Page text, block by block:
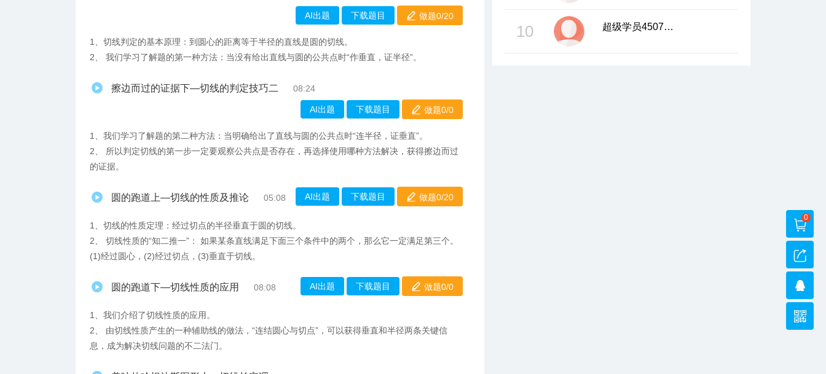
AI出题 下载题目 做题0/20
1、​切线判定的基本原理：到圆心的距离等于半径的直线是圆的切线。
2、 我们学习了解题的第一种方法：当没有给出直线与圆的公共点时“作垂直，证半径”。
擦边而过的证据下—切线的判定技巧二 08:24
AI出题 下载题目 做题0/0
1、我们学习了解题的第二种方法：当明确给出了直线与圆的公共点时“连半径，证垂直”。
2、 所以判定切线的第一步一定要观察公共点是否存在，再选择使用哪种方法解决，获得擦边而过
的证据。
圆的跑道上—切线的性质及推论 05:08 AI出题 下载题目 做题0/20
1、切线的性质定理：经过切点的半径垂直于圆的切线。
2、 切线性质的“知二推一”： 如果某条直线满足下面三个条件中的两个，那么它一定满足第三个。
(1)经过圆心，(2)经过切点，(3)垂直于切线。
圆的跑道下—切线性质的应用 08:08 AI出题 下载题目 做题0/0
1、我们介绍了切线性质的应用。
2、 由切线性质产生的一种辅助线的做法，“连结圆心与切点”，可以获得垂直和半径两条关键信
息，成为解决切线问题的不二法门。
10 超级学员4507534
0